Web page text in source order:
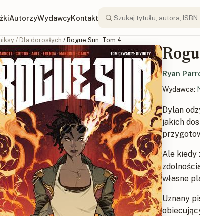
AutorzyWydawcyKontakt
/ Dla dorosłych / Rogue Sun. Tom 4
Ryan
Wydawca:
Dylan
jakich
Ale kiedy
własne
Uznany